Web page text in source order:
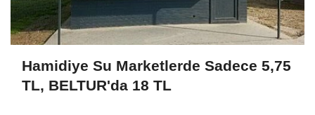
Hamidiye Su Marketlerde Sadece 5,75
TL, BELTUR'da 18 TL